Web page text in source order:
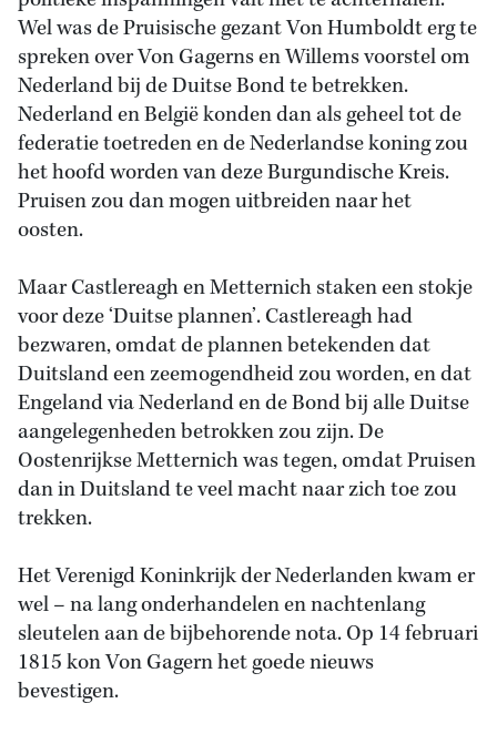
Wel was de Pruisische gezant Von Humboldt erg te
spreken over Von Gagerns en Willems voorstel om
Nederland bij de Duitse Bond te betrekken.
Nederland en België konden dan als geheel tot de
federatie toetreden en de Nederlandse koning zou
het hoofd worden van deze Burgundische Kreis.
Pruisen zou dan mogen uitbreiden naar het
oosten.
Maar Castlereagh en Metternich staken een stokje
voor deze ‘Duitse plannen’. Castlereagh had
bezwaren, omdat de plannen betekenden dat
Duitsland een zeemogendheid zou worden, en dat
Engeland via Nederland en de Bond bij alle Duitse
aangelegenheden betrokken zou zijn. De
Oostenrijkse Metternich was tegen, omdat Pruisen
dan in Duitsland te veel macht naar zich toe zou
trekken.
Het Verenigd Koninkrijk der Nederlanden kwam er
wel – na lang onderhandelen en nachtenlang
sleutelen aan de bijbehorende nota. Op 14 februari
1815 kon Von Gagern het goede nieuws
bevestigen.